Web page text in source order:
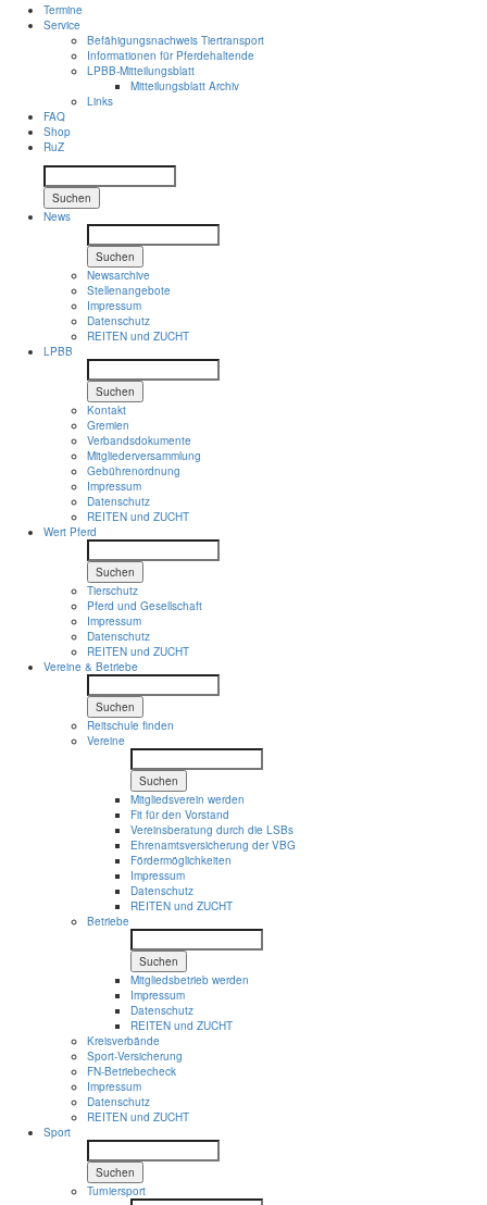
Termine
Service
Befähigungsnachweis Tiertransport
Informationen für Pferdehaltende
LPBB-Mitteilungsblatt
Mitteilungsblatt Archiv
Links
FAQ
Shop
RuZ
Suchen
News
Suchen
Newsarchive
Stellenangebote
Impressum
Datenschutz
REITEN und ZUCHT
LPBB
Suchen
Kontakt
Gremien
Verbandsdokumente
Mitgliederversammlung
Gebührenordnung
Impressum
Datenschutz
REITEN und ZUCHT
Wert Pferd
Suchen
Tierschutz
Pferd und Gesellschaft
Impressum
Datenschutz
REITEN und ZUCHT
Vereine & Betriebe
Suchen
Reitschule finden
Vereine
Suchen
Mitgliedsverein werden
Fit für den Vorstand
Vereinsberatung durch die LSBs
Ehrenamtsversicherung der VBG
Fördermöglichkeiten
Impressum
Datenschutz
REITEN und ZUCHT
Betriebe
Suchen
Mitgliedsbetrieb werden
Impressum
Datenschutz
REITEN und ZUCHT
Kreisverbände
Sport-Versicherung
FN-Betriebecheck
Impressum
Datenschutz
REITEN und ZUCHT
Sport
Suchen
Turniersport